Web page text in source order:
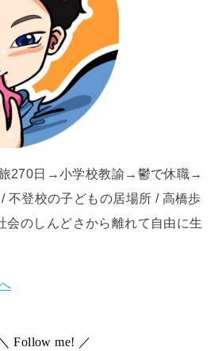
270日→小学校教諭→鬱で休職→
不登校の子どもの居場所 / 高橋歩
会のしんどさから離れて自由に生
＼ Follow me! ／